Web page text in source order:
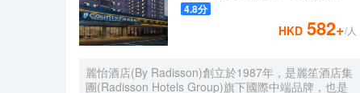
4.8分
HKD 582+/人
麗怡酒店(By Radisson)創立於1987年，是麗笙酒店集
團(Radisson Hotels Group)旗下國際中端品牌，也是